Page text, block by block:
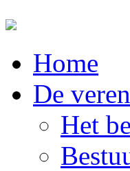
Home
De
Het